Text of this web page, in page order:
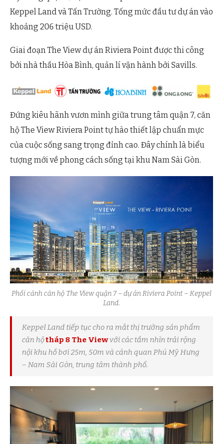
Keppel Land và Tấn Trường. Tống mức đầu tư dự án vào
khoảng 206 triệu USD.
Giai đoạn The View dự án Riviera Point được thi công
bởi nhà thầu Hòa Bình, quản lí vận hành bởi Savills.
Đứng kiêu hãnh vươn mình giữa trung tâm quận 7, căn
hộ The View Riviera Point tự hào thiết lập chuẩn mực
của cuộc sống sang trọng đỉnh cao. Đây chính là biểu
tượng mới về phong cách sống tại khu Nam Sài Gòn.
Phối cảnh căn hộ The View quận 7 – dự án Riviera Point – Keppel
Land.
Keppel Land tiếp tục cho ra mắt thị trường sản phẩm
căn hộtháp 8 The Viewvới các tầm nhìn trải rộng
nội khu hồ bơi 25m, 50m và cảnh quan Phú Mỹ Hưng
– Nam Sài Gòn, trung tâm thành phố.